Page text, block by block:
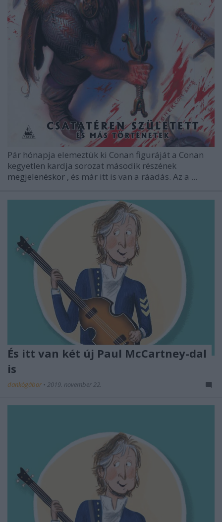
Pár hónapja elemeztük ki Conan figuráját a Conan
kegyetlen kardja sorozat második részének
megjelenéskor , és már itt is van a ráadás. Az a ...
És itt van két új Paul McCartney-dal
is
dankógábor • 2019. november 22.